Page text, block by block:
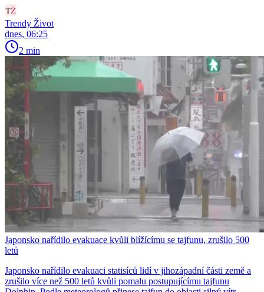
Trendy Život
dnes, 06:25
2 min
Japonsko nařídilo evakuace kvůli blížícímu se tajfunu, zrušilo 500
letů
Japonsko nařídilo evakuaci statisíců lidí v jihozápadní části země a
zrušilo více než 500 letů kvůli pomalu postupujícímu tajfunu